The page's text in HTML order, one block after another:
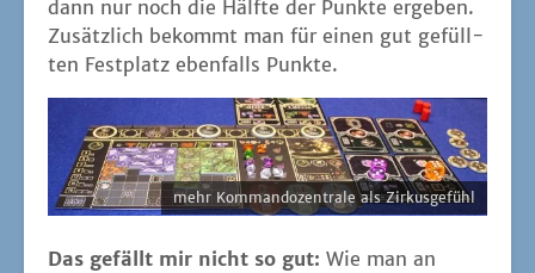
dann nur noch die Hälf­te der Punk­te erge­ben.
Zusätz­lich bekommt man für einen gut gefüll­
ten Fest­platz eben­falls Punkte.
mehr Kom­man­do­zen­tra­le als Zirkusgefühl
Das gefällt mir nicht so gut: Wie man an